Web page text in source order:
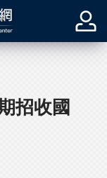
招收國